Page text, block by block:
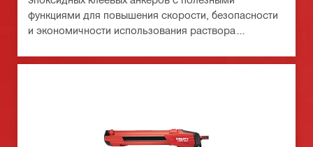
функциями для повышения скорости, безопасности
и экономичности использования раствора